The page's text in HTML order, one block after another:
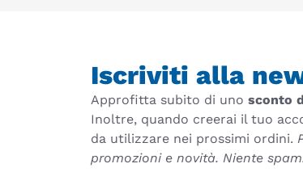
Iscriviti alla
Approfitta subito di uno sconto
Inoltre, quando creerai il tuo
da utilizzare nei prossimi ordini.
promozioni e novità. Niente